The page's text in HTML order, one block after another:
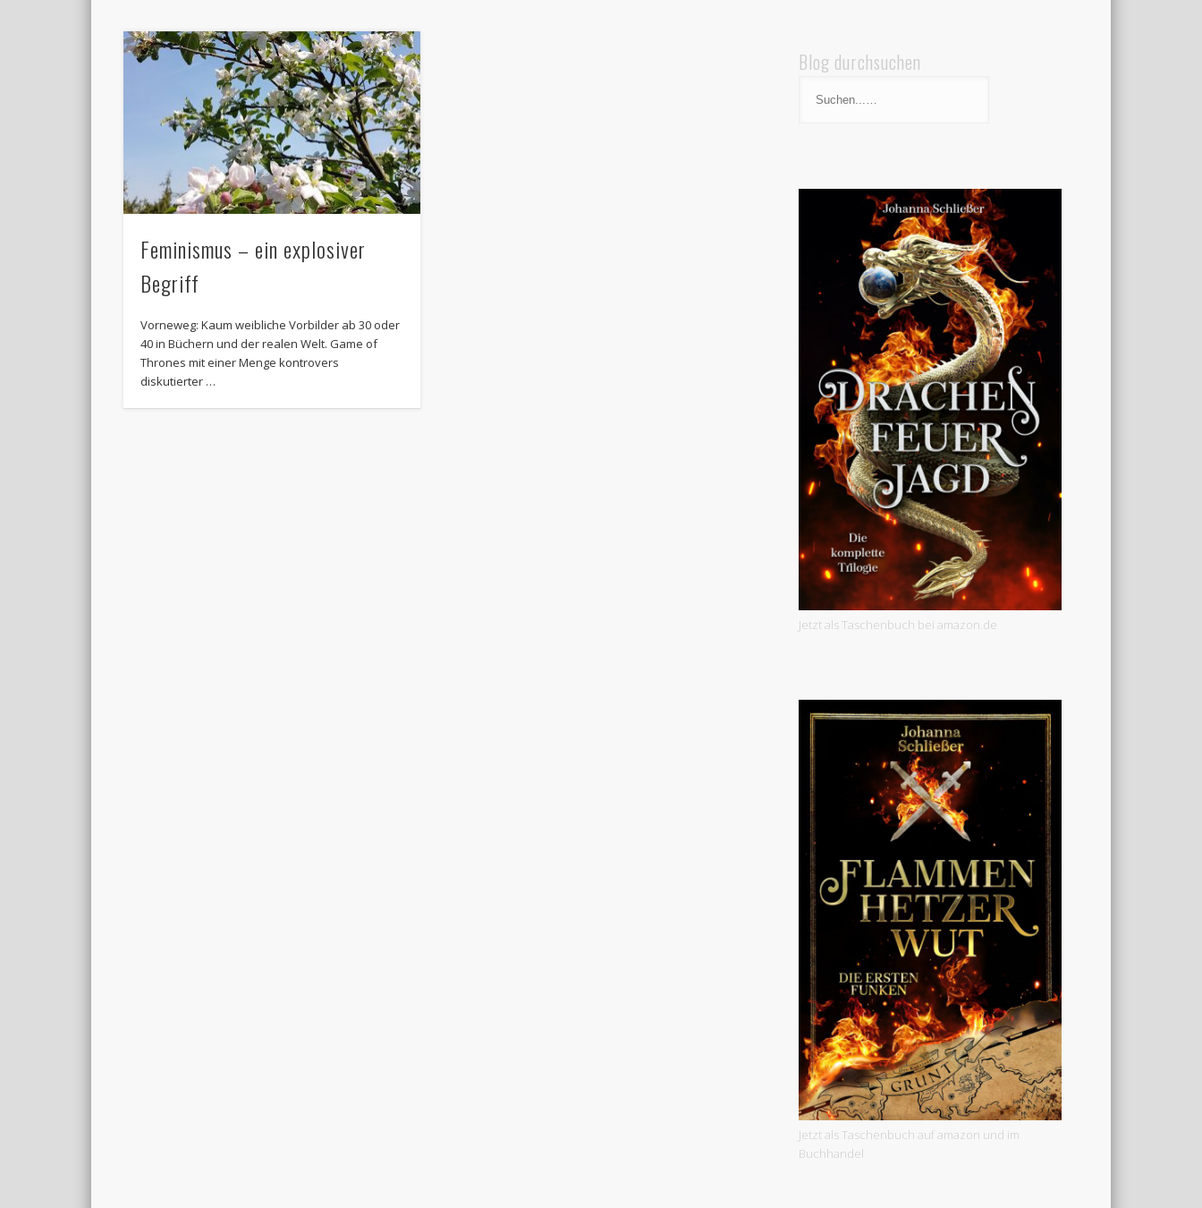
Feminismus – ein explosiver
Begriff
Vorneweg: Kaum weibliche Vorbilder ab 30 oder
40 in Büchern und der realen Welt. Game of
Thrones mit einer Menge kontrovers
diskutierter …
Blog durchsuchen
Jetzt als Taschenbuch bei amazon.de
Jetzt als Taschenbuch auf amazon und im
Buchhandel